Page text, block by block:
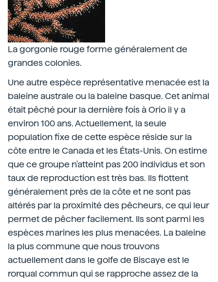
La gorgonie rouge forme généralement de
grandes colonies.
Une autre espèce représentative menacée est la
baleine australe ou la baleine basque. Cet animal
était pêché pour la dernière fois à Orio il y a
environ 100 ans. Actuellement, la seule
population fixe de cette espèce réside sur la
côte entre le Canada et les États-Unis. On estime
que ce groupe n'atteint pas 200 individus et son
taux de reproduction est très bas. Ils flottent
généralement près de la côte et ne sont pas
altérés par la proximité des pêcheurs, ce qui leur
permet de pêcher facilement. Ils sont parmi les
espèces marines les plus menacées. La baleine
la plus commune que nous trouvons
actuellement dans le golfe de Biscaye est le
rorqual commun qui se rapproche assez de la